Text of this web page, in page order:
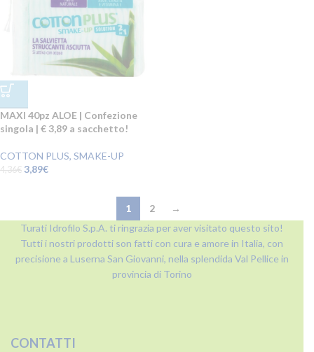
MAXI 40pz ALOE | Confezione
singola | € 3,89 a sacchetto!
COTTON PLUS, SMAKE-UP
4,36€ 3,89€
1 2
→
Turati Idrofilo S.p.A. ti ringrazia per aver visitato questo sito!
Tutti i nostri prodotti son fatti con cura e amore in Italia, con
precisione a Luserna San Giovanni, nella splendida Val Pellice in
provincia di Torino
CONTATTI